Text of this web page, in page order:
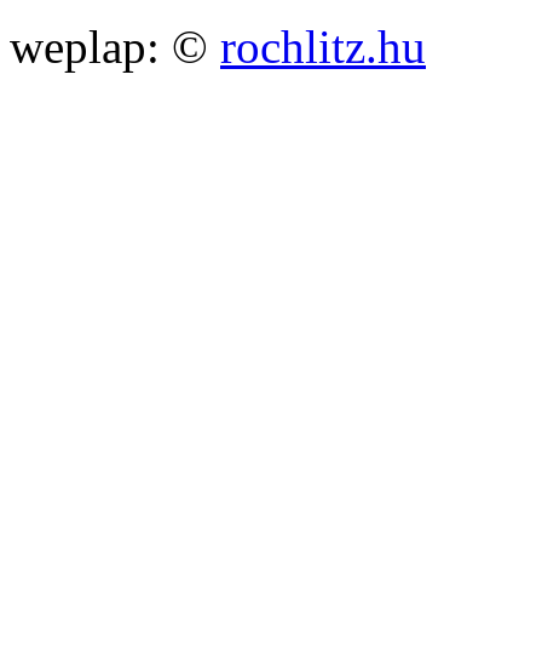
weplap: © rochlitz.hu